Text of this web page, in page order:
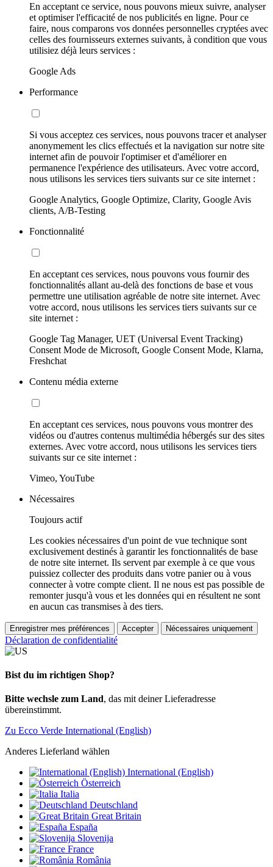
En acceptant ce service, nous pouvons mieux suivre, analyser
et optimiser l'efficacité de nos publicités en ligne. Pour ce
faire, nous comparons vos données personnelles cryptées avec
celles des fournisseurs externes suivants, à condition que vous
utilisiez déjà leurs services :
Google Ads
Performance
Si vous acceptez ces services, nous pouvons tracer et analyser
anonymement les clics effectués et la navigation sur notre site
internet afin de pouvoir l'optimiser et d'améliorer en
permanence l'expérience des utilisateurs. Avec votre accord,
nous utilisons les services tiers suivants sur ce site internet :
Google Analytics, Google Optimize, Clarity, Google Avis
clients, A/B-Testing
Fonctionnalité
En acceptant ces services, nous pouvons vous fournir des
fonctionnalités allant au-delà des fonctions de base et vous
permettre une utilisation agréable de notre site internet. Avec
votre accord, nous utilisons les services tiers suivants sur ce
site internet :
Google Tag Manager, UET (Universal Event Tracking)
Consent Mode de Microsoft, Google Consent Mode, Klarna,
Freshchat
Contenu média externe
En acceptant ces services, nous pouvons vous montrer des
vidéos ou d'autres contenus multimédia hébergés sur des sites
externes. Avec votre accord, nous utilisons les services tiers
suivants sur ce site internet :
Vimeo, YouTube
Nécessaires
Toujours actif
Les cookies nécessaires d'un point de vue technique sont
exclusivement destinés à garantir les fonctionnalités de base
de notre site internet. Ils servent par exemple à ce que vous
puissiez collecter des produits dans votre panier ou à vous
connecter à votre compte client. Il ne nous est pas possible de
remonter jusqu'à vous et les données qui en résultent ne sont
en aucun cas transmises à des tiers.
Enregistrer mes préférences Accepter Nécessaires uniquement
Déclaration de confidentialité
Bist du im richtigen Shop?
Bitte wechsle zum Land, das mit deiner Lieferadresse
übereinstimmt.
Zu Ecco Verde International (English)
Anderes Lieferland wählen
International (English)
Österreich
Italia
Deutschland
Great Britain
España
Slovenija
France
România